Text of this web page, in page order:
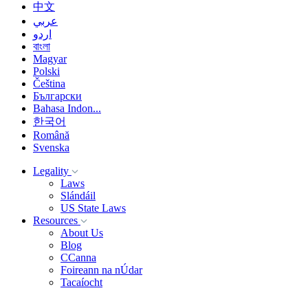
中文
عربي
اردو
বাংলা
Magyar
Polski
Čeština
Български
Bahasa Indon...
한국어
Română
Svenska
Legality
Laws
Slándáil
US State Laws
Resources
About Us
Blog
CCanna
Foireann na nÚdar
Tacaíocht